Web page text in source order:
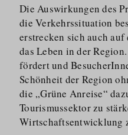
Die Auswirkungen des
die Verkehrs­situation
erstrecken sich auch
das Leben in der
fördert und
Schönheit der Region
die „Grüne Anreise“
Tourismussektor zu
Wirtschafts­ent­wicklung